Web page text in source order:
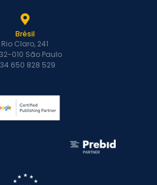
Brésil
Rio Claro, 241
010 São Paulo
650 828 529